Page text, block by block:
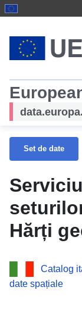
Set de date
Hărți
Catalog
date spațiale